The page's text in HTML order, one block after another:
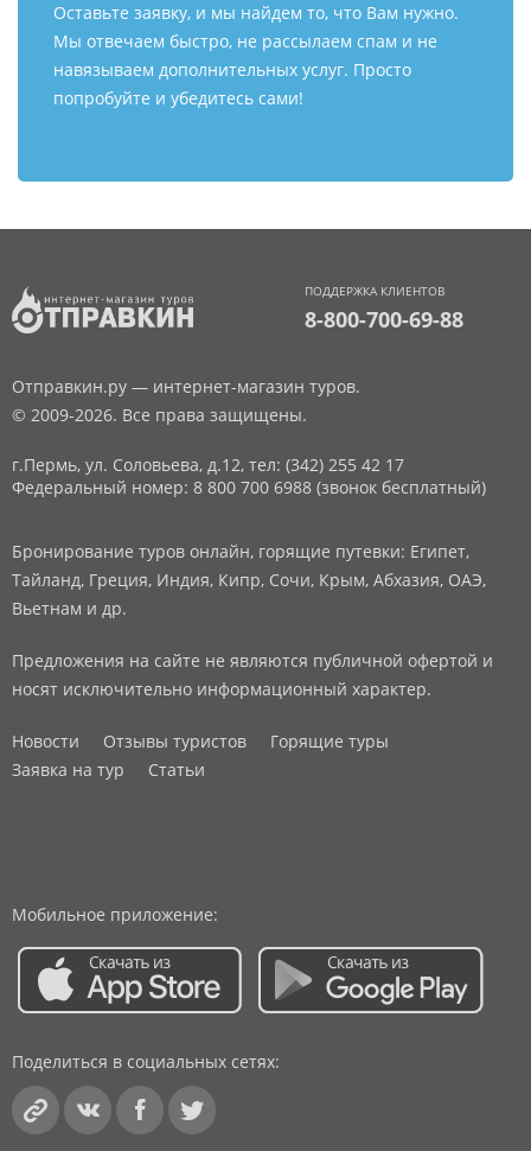
Оставьте заявку, и мы найдем то, что Вам нужно.
Мы отвечаем быстро, не рассылаем спам и не
навязываем дополнительных услуг. Просто
попробуйте и убедитесь сами!
ПОДДЕРЖКА КЛИЕНТОВ
8-800-700-69-88
Отправкин.ру — интернет-магазин туров.
© 2009-2026. Все права защищены.
г.Пермь, ул. Соловьева, д.12, тел: (342) 255 42 17
Федеральный номер: 8 800 700 6988 (звонок бесплатный)
Бронирование туров онлайн, горящие путевки: Египет,
Тайланд, Греция, Индия, Кипр, Сочи, Крым, Абхазия, ОАЭ,
Вьетнам и др.
Предложения на сайте не являются публичной офертой и
носят исключительно информационный характер.
Новости Отзывы туристов
Горящие туры
Заявка на тур
Статьи
Мобильное приложение:
Поделиться в социальных сетях: